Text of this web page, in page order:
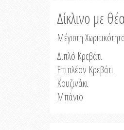
Δίκλινο με
Μέγιστη
Διπλό Κρεβάτι
Επιπλέον Κρεβάτι
Κουζινάκι
Μπάνιο